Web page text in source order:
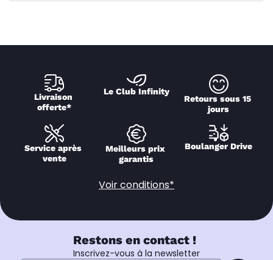
Livraison
offerte*
Le Club Infinity
Retours sous 15
jours
Service après
vente
Meilleurs prix
garantis
Boulanger Drive
Voir conditions*
Restons en contact !
Inscrivez-vous à la newsletter